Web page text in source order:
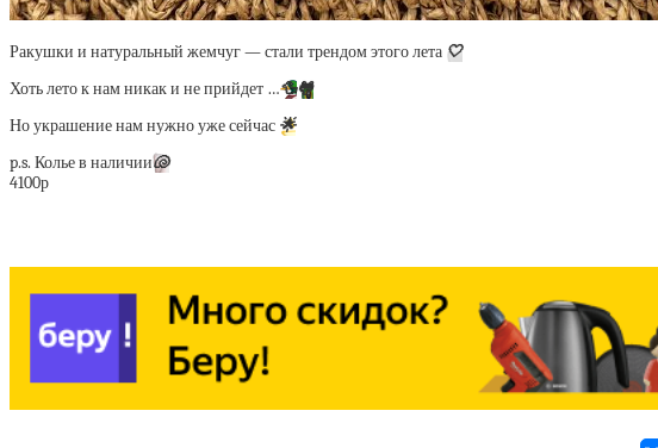
Ракушки и натуральный жемчуг — стали трендом этого лета 🤍
Хоть лето к нам никак и не прийдет …🦆🐸
Но украшение нам нужно уже сейчас 🌟
p.s. Колье в наличии🐚
4100р